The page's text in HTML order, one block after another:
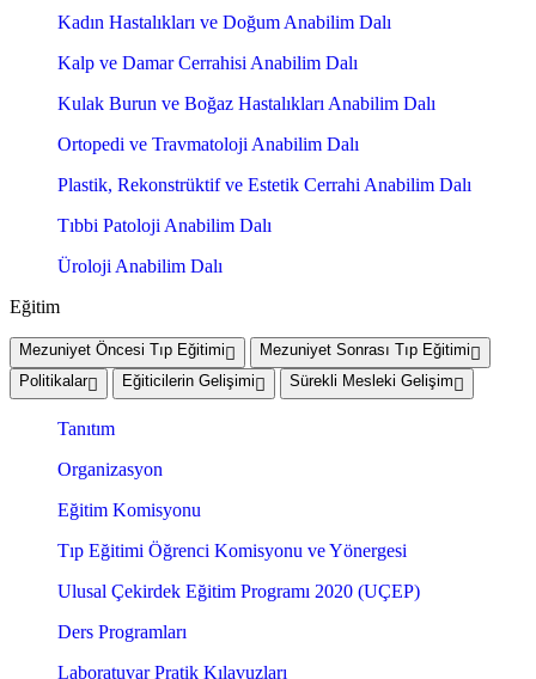
Kadın Hastalıkları ve Doğum Anabilim Dalı
Kalp ve Damar Cerrahisi Anabilim Dalı
Kulak Burun ve Boğaz Hastalıkları Anabilim Dalı
Ortopedi ve Travmatoloji Anabilim Dalı
Plastik, Rekonstrüktif ve Estetik Cerrahi Anabilim Dalı
Tıbbi Patoloji Anabilim Dalı
Üroloji Anabilim Dalı
Eğitim
Mezuniyet Öncesi Tıp Eğitimi
Mezuniyet Sonrası Tıp Eğitimi
Politikalar
Eğiticilerin Gelişimi Sürekli Mesleki Gelişim
Tanıtım
Organizasyon
Eğitim Komisyonu
Tıp Eğitimi Öğrenci Komisyonu ve Yönergesi
Ulusal Çekirdek Eğitim Programı 2020 (UÇEP)
Ders Programları
Laboratuvar Pratik Kılavuzları